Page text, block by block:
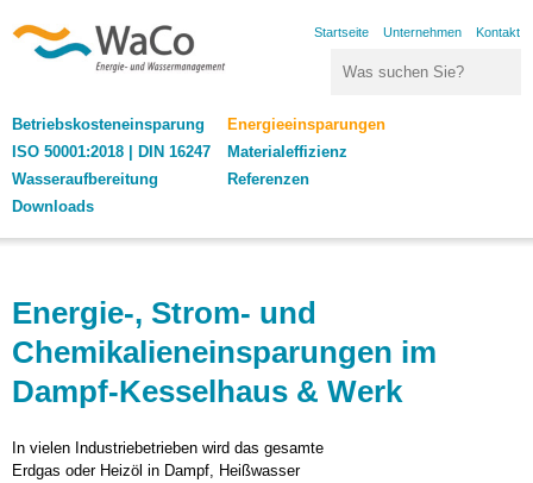
WaCo | Energie- und
Wassermanagement
Startseite Unternehmen Kontakt
Suchformular
Search this site
Betriebskosteneinsparung
Energieeinsparungen
ISO 50001:2018 | DIN 16247
Materialeffizienz
Wasseraufbereitung
Referenzen
Downloads
Energie-, Strom- und
Chemikalieneinsparungen im
Dampf-Kesselhaus & Werk
In vielen Industriebetrieben wird das gesamte
Erdgas oder Heizöl in Dampf, Heißwasser